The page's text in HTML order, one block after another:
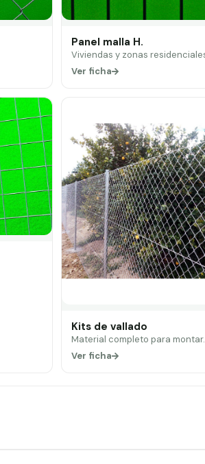
Panel malla H.
Viviendas y zonas
Ver ficha
Kits de vallado
Material completo para montar.
Ver ficha